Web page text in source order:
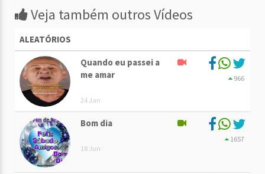
Veja também outros Vídeos
ALEATÓRIOS
Quando eu passei a
me amar
24 Jan
966
Bom dia
18 Jun
1657